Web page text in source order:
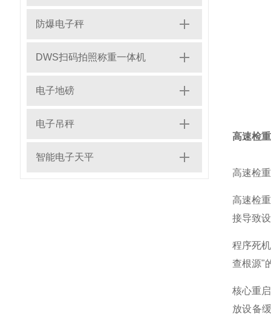
防爆电子秤
DWS扫码拍照称重一体机
电子地磅
电子吊秤
智能电子天平
高速检
高速检
高速检
接导致
程序死
查根源"
核心重
放设备